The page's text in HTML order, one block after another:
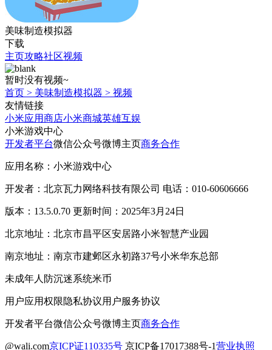
美味制造模拟器
下载
主页攻略社区视频
暂时没有视频~
首页 > 美味制造模拟器 > 视频
友情链接
小米应用商店小米商城英雄互娱
小米游戏中心
开发者平台微信公众号微博主页商务合作
应用名称：小米游戏中心
开发者：北京瓦力网络科技有限公司 电话：010-60606666
版本：13.5.0.70 更新时间：2025年3月24日
北京地址：北京市昌平区安居路小米智慧产业园
南京地址：南京市建邺区永初路37号小米华东总部
未成年人防沉迷系统米币
用户应用权限隐私协议用户服务协议
开发者平台微信公众号微博主页商务合作
@wali.com京ICP证110335号 京ICP备17017388号-1营业执照